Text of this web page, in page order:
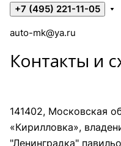
+7 (495) 221-11-05
auto-mk@ya.ru
Контакты и
141402, Московская
«Кирилловка»,
"Ленинградка"